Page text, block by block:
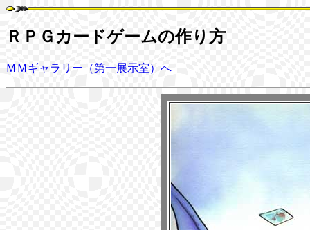
ＲＰＧカードゲームの作り方
ＭＭギャラリー（第一展示室）へ